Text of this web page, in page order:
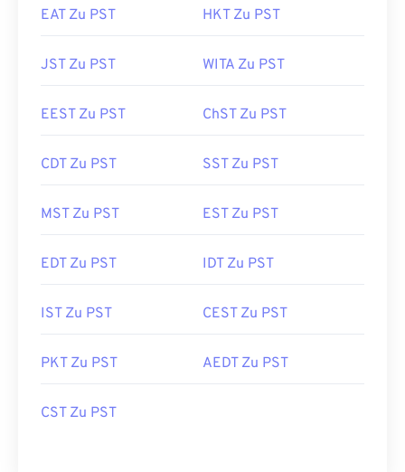
EAT Zu PST HKT Zu PST
JST Zu PST WITA Zu PST
EEST Zu PST ChST Zu PST
CDT Zu PST SST Zu PST
MST Zu PST EST Zu PST
EDT Zu PST IDT Zu PST
IST Zu PST CEST Zu PST
PKT Zu PST AEDT Zu PST
CST Zu PST